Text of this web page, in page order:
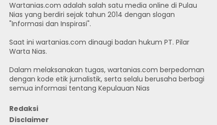
Wartanias.com adalah salah satu media online di Pulau
Nias yang berdiri sejak tahun 2014 dengan slogan
"Informasi dan Inspirasi".
Saat ini wartanias.com dinaugi badan hukum PT. Pilar
Warta Nias.
Dalam melaksanakan tugas, wartanias.com berpedoman
dengan kode etik jurnalistik, serta selalu berusaha berbagi
semua informasi tentang Kepulauan Nias
Redaksi
Disclaimer